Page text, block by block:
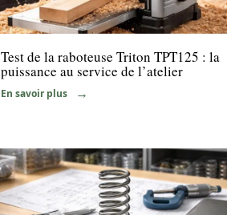
News
Test de la raboteuse Triton TPT125 : la
puissance au service de l’atelier
En savoir plus